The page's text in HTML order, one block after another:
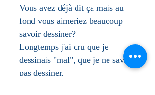
Vous avez déjà dit ça mais au
fond vous aimeriez beaucoup
savoir dessiner?
Longtemps j'ai cru que je
dessinais "mal", que je ne savais
pas dessiner.